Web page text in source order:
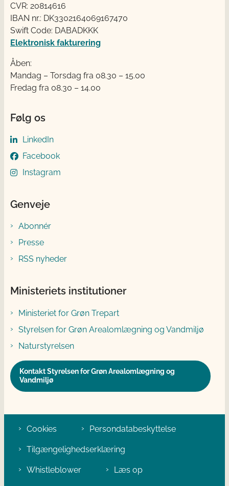
CVR: 20814616
IBAN nr.: DK3302164069167470
Swift Code: DABADKKK
Elektronisk fakturering
Åben:
Mandag – Torsdag fra 08.30 – 15.00
Fredag fra 08.30 – 14.00
Følg os
LinkedIn
Facebook
Instagram
Genveje
Abonnér
Presse
RSS nyheder
Ministeriets institutioner
Ministeriet for Grøn Trepart
Styrelsen for Grøn Arealomlægning og Vandmiljø
Naturstyrelsen
Kontakt Styrelsen for Grøn Arealomlægning og
Vandmiljø
Cookies Persondatabeskyttelse
Tilgængelighedserklæring
Whistleblower Læs op